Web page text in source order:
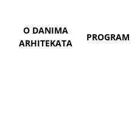
O DANIMA
ARHITEKATA
PROGRAM